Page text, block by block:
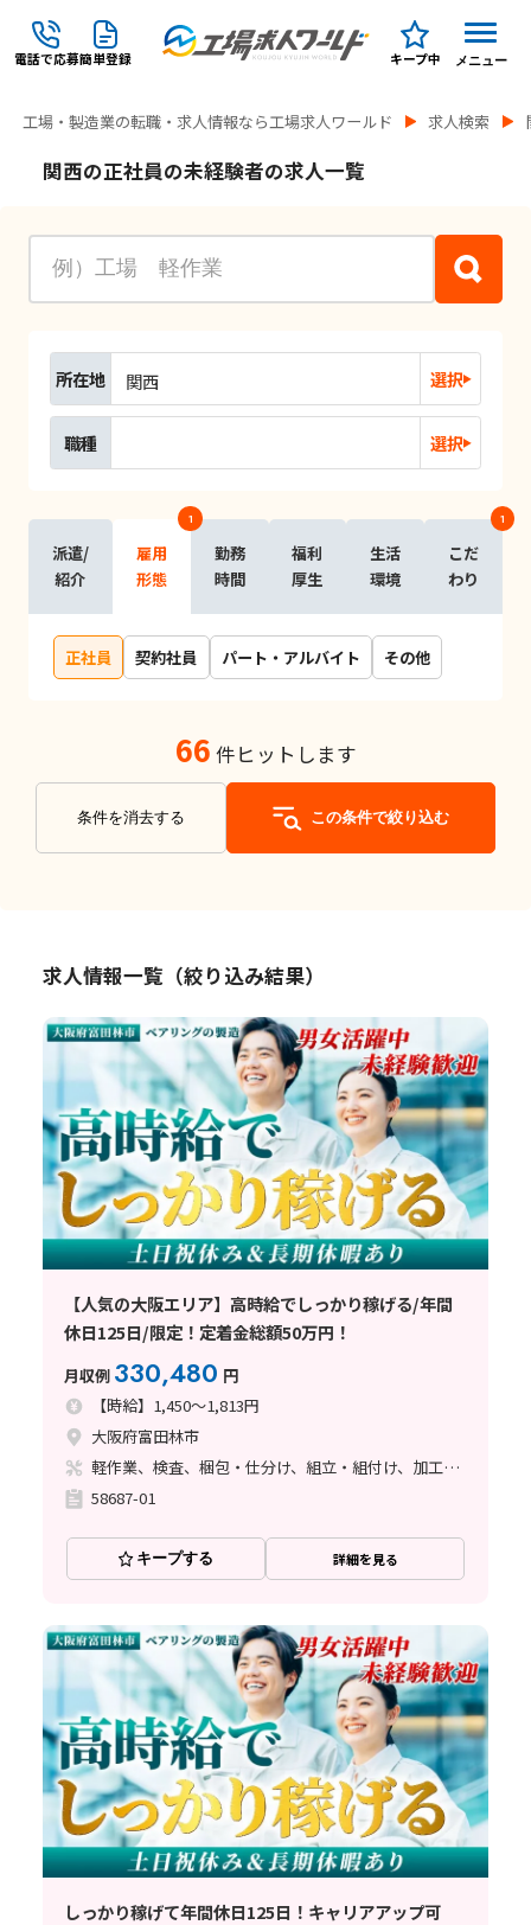
電話で応募簡単登録 キープ中 メニュー
工場・製造業の転職・求人情報なら工場求人ワールド 求人検索
関西の正社員の未経験者の求人一覧
所在地 関西 選択
職種 選択
派遣/
紹介
雇用
形態
1
勤務
時間
福利
厚生
生活
環境
こだ
わり
1
正社員 契約社員 パート・アルバイト その他
66 件ヒットします
条件を消去する この条件で絞り込む
求人情報一覧（絞り込み結果）
【人気の大阪エリア】高時給でしっかり稼げる/年間
休日125日/限定！定着金総額50万円！
月収例 330,480 円
【時給】1,450～1,813円
大阪府富田林市
軽作業、検査、梱包・仕分け、組立・組付け、加工、マシンオペレーター、フォークリフト、座り作業、立ち作業、バリ取り
58687-01
キープする 詳細を見る
しっかり稼げて年間休日125日！キャリアアップ可